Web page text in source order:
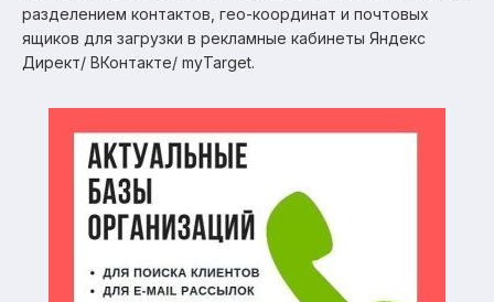
разделением контактов, гео-координат и почтовых
ящиков для загрузки в рекламные кабинеты Яндекс
Директ/ ВКонтакте/ myTarget.